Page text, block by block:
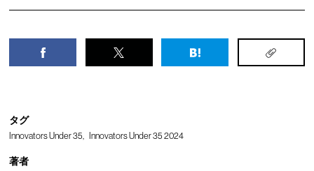
タグ
Innovators Under 35 Innovators Under 35 2024
著者